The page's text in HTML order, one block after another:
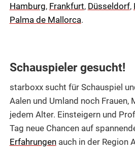
Hamburg, Frankfurt, Düsseldorf,
Palma de Mallorca.
Schauspieler gesucht!
starboxx sucht für Schauspiel
Aalen und Umland noch Frauen,
jedem Alter. Einsteigern und
Tag neue Chancen auf
Erfahrungenauch in der Region